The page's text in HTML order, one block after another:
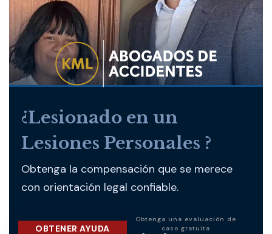
¿Lesionado en un
Lesiones Personales ?
Obtenga la compensación que se merece
con orientación legal confiable.
OBTENER AYUDA
Obtenga una evaluación de
caso gratuita